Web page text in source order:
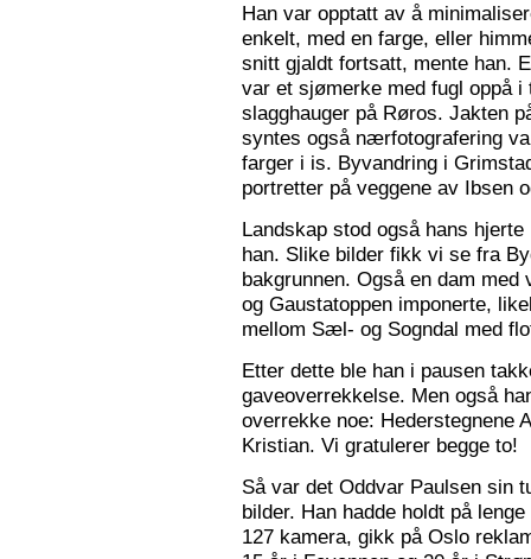
Han var opptatt av å
enkelt, med en farge, eller
snitt gjaldt fortsatt, mente han.
var et sjømerke med fugl oppå
slagghauger på Røros. Jakten
syntes også nærfotografering
farger i is. Byvandring i
portretter på veggene av Ibsen
Landskap stod også hans
han. Slike bilder fikk vi se fra
bakgrunnen. Også en dam
og Gaustatoppen imponerte,
mellom Sæl- og Sogndal med
Etter dette ble han i pausen
gaveoverrekkelse. Men også
overrekke noe: Hederstegnene
Kristian. Vi gratulerer begge to!
Så var det Oddvar Paulsen sin
bilder. Han hadde holdt på
127 kamera, gikk på Oslo